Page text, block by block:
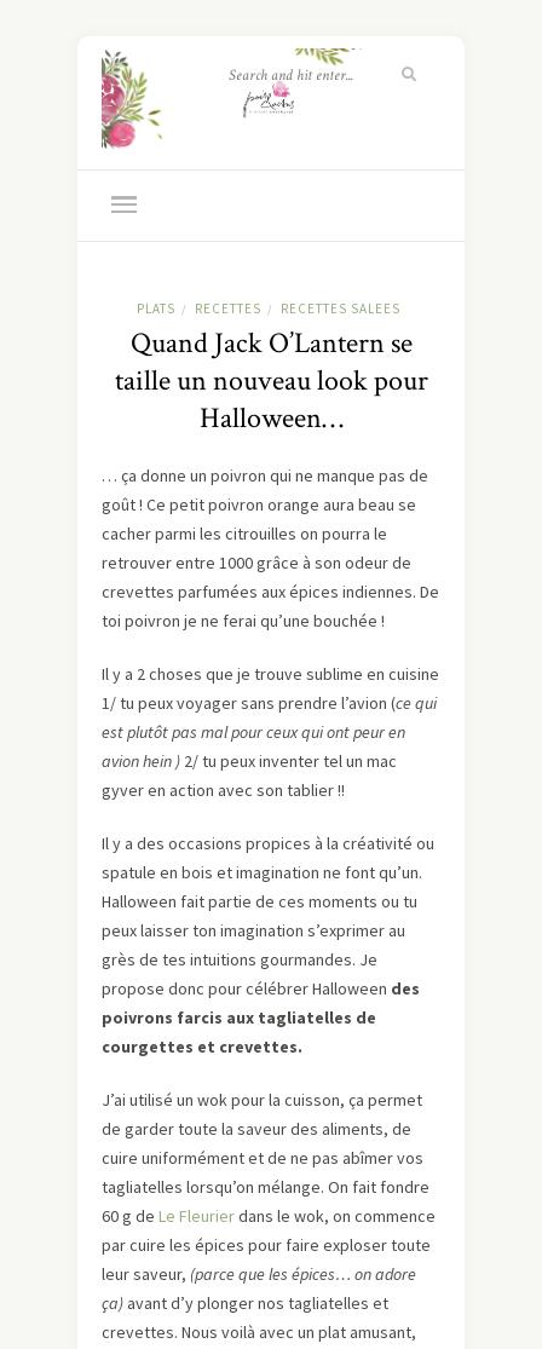
PLATS / RECETTES / RECETTES SALEES
Quand Jack O’Lantern se
taille un nouveau look pour
Halloween…
… ça donne un poivron qui ne manque pas de
goût ! Ce petit poivron orange aura beau se
cacher parmi les citrouilles on pourra le
retrouver entre 1000 grâce à son odeur de
crevettes parfumées aux épices indiennes. De
toi poivron je ne ferai qu’une bouchée !
Il y a 2 choses que je trouve sublime en cuisine
1/ tu peux voyager sans prendre l’avion (ce qui
est plutôt pas mal pour ceux qui ont peur en
avion hein ) 2/ tu peux inventer tel un mac
gyver en action avec son tablier !!
Il y a des occasions propices à la créativité ou
spatule en bois et imagination ne font qu’un.
Halloween fait partie de ces moments ou tu
peux laisser ton imagination s’exprimer au
grès de tes intuitions gourmandes. Je
propose donc pour célébrer Halloween des
poivrons farcis aux tagliatelles de
courgettes et crevettes.
J’ai utilisé un wok pour la cuisson, ça permet
de garder toute la saveur des aliments, de
cuire uniformément et de ne pas abîmer vos
tagliatelles lorsqu’on mélange. On fait fondre
60 g de Le Fleurierdans le wok, on commence
par cuire les épices pour faire exploser toute
leur saveur, (parce que les épices… on adore
ça) avant d’y plonger nos tagliatelles et
crevettes. Nous voilà avec un plat amusant,